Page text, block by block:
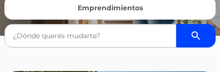
Emprendimientos